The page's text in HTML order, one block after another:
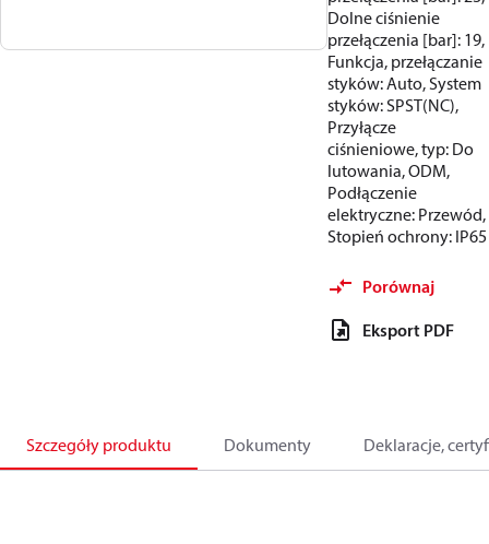
Dolne ciśnienie
przełączenia [bar]: 19,
Funkcja, przełączanie
styków: Auto, System
styków: SPST(NC),
Przyłącze
ciśnieniowe, typ: Do
lutowania, ODM,
Podłączenie
elektryczne: Przewód,
Stopień ochrony: IP65
Porównaj
Eksport PDF
Szczegóły produktu Dokumenty Deklaracje,